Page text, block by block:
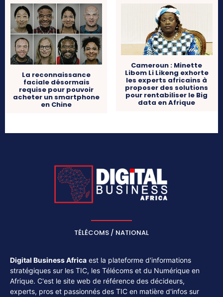
La reconnaissance
faciale désormais
requise pour pouvoir
acheter un smartphone
en Chine
Cameroun : Minette
Libom Li Likeng exhorte
les experts africains à
proposer des solutions
pour rentabiliser le Big
data en Afrique
TÉLÉCOMS / NATIONAL
Digital Business Africa est la plateforme d'informations
stratégiques sur les TIC, les Télécoms et du Numérique en
Afrique. C'est le site web de référence des décideurs,
experts, pros et passionnés des TIC en matière d'infos sur